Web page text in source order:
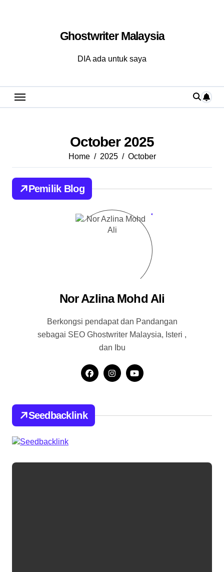
Ghostwriter Malaysia
DIA ada untuk saya
October 2025
Home 2025 October
Pemilik Blog
Nor Azlina Mohd Ali
Berkongsi pendapat dan Pandangan
sebagai SEO Ghostwriter Malaysia, Isteri ,
dan Ibu
Seedbacklink